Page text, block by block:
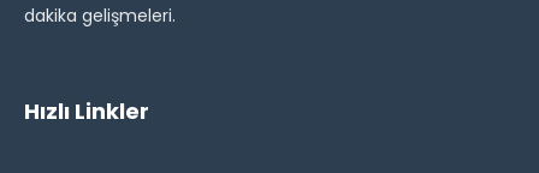
dakika gelişmeleri.
Hızlı Linkler